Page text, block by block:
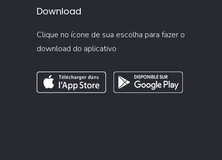
Download
Clique no ícone de sua escolha para fazer o
download do aplicativo